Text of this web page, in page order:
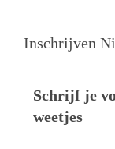
Inschrijven
Schrijf je
weetjes